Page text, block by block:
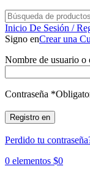
Inicio De Sesión /
Signo enCrear una
Nombre de usuario o
Contraseña *
Registro en
Perdido tu
0 elementos $0